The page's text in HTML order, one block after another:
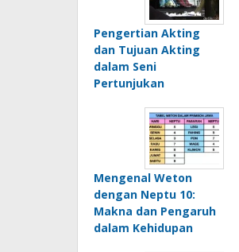
Pengertian Akting
dan Tujuan Akting
dalam Seni
Pertunjukan
Mengenal Weton
dengan Neptu 10:
Makna dan Pengaruh
dalam Kehidupan